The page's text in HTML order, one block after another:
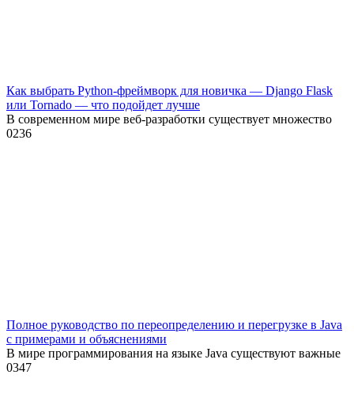
Как выбрать Python-фреймворк для новичка — Django Flask
или Tornado — что подойдет лучше
В современном мире веб-разработки существует множество
0236
Полное руководство по переопределению и перегрузке в Java
с примерами и объяснениями
В мире программирования на языке Java существуют важные
0347